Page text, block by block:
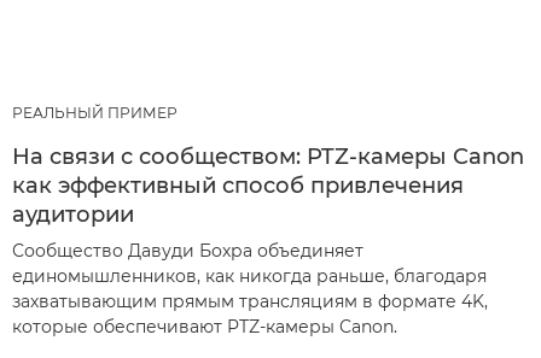
РЕАЛЬНЫЙ ПРИМЕР
На связи с сообществом: PTZ-камеры Canon
как эффективный способ привлечения
аудитории
Сообщество Давуди Бохра объединяет
единомышленников, как никогда раньше, благодаря
захватывающим прямым трансляциям в формате 4K,
которые обеспечивают PTZ-камеры Canon.